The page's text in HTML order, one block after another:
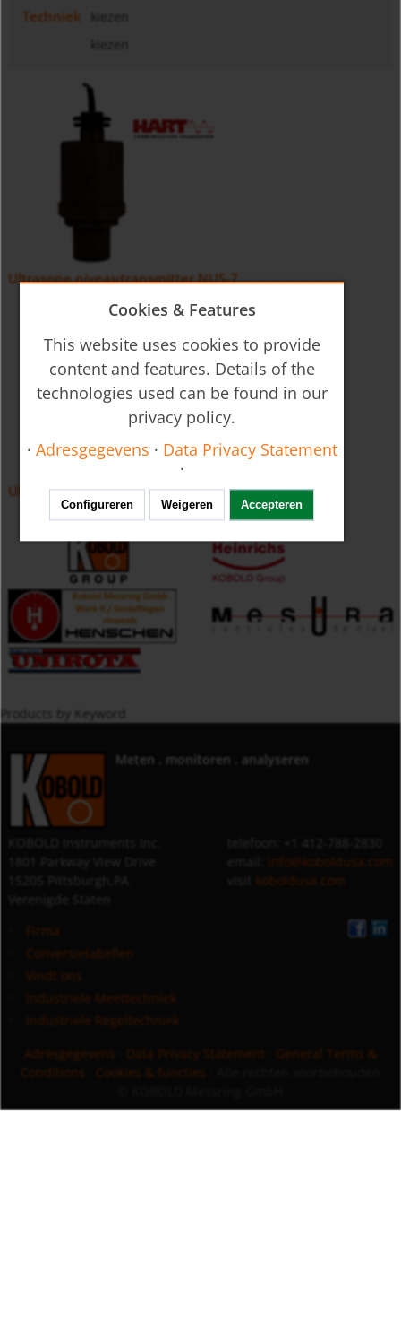
Techniek
kiezen
kiezen
Ultrasone niveautransmitter NUS-7
Ultrasone niveautransmitter NUS-4
Products by Keyword
Meten . monitoren . analyseren
info@koboldusa.com
koboldusa.com
Firma
Conversietabellen
Vindt ons
Industriele Meettechniek
Industriele Regeltechniek
Adresgegevens
Data Privacy Statement
General Terms &
Conditions
Cookies & functies
Cookies & Features
This website uses cookies to provide
content and features. Details of the
technologies used can be found in our
privacy policy.
· Adresgegevens · Data Privacy Statement
·
Configureren Weigeren Accepteren